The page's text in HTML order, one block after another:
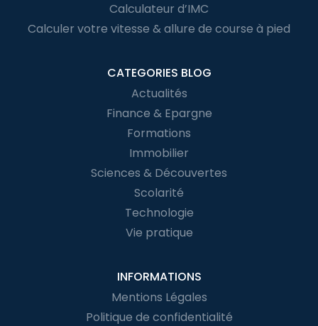
Calculateur d’IMC
Calculer votre vitesse & allure de course à pied
CATEGORIES BLOG
Actualités
Finance & Epargne
Formations
Immobilier
Sciences & Découvertes
Scolarité
Technologie
Vie pratique
INFORMATIONS
Mentions Légales
Politique de confidentialité